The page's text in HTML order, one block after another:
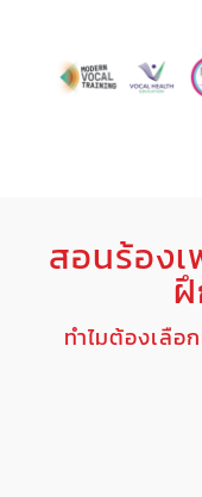
สอนร้อง
ทำไมต้องเลือ